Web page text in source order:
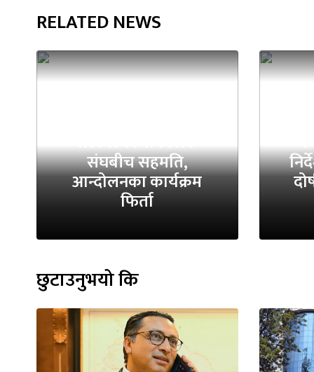
RELATED NEWS
सरकार र चिकित्सक
संघबीच सहमति,
आन्दोलनका कार्यक्रम
फिर्ता
छुटाउनुभयो कि